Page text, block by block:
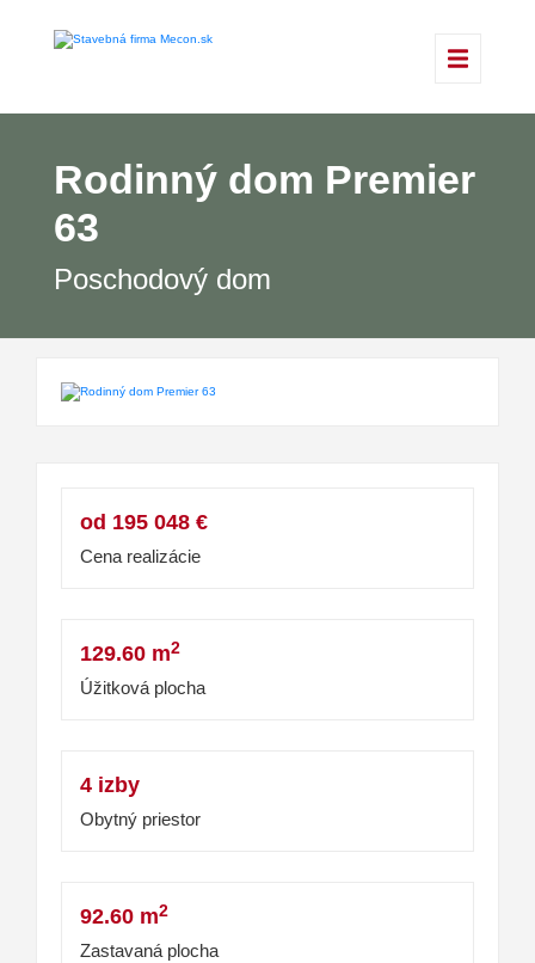
Rodinný dom Premier
63
Poschodový dom
od 195 048 €
Cena realizácie
129.60 m2
Úžitková plocha
4 izby
Obytný priestor
92.60 m2
Zastavaná plocha